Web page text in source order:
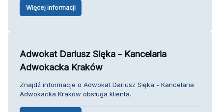
Więcej informacji
Adwokat Dariusz Sięka - Kancelaria
Adwokacka Kraków
Znajdź informacje o Adwokat Dariusz Sięka - Kancelaria
Adwokacka Kraków obsługa klienta.